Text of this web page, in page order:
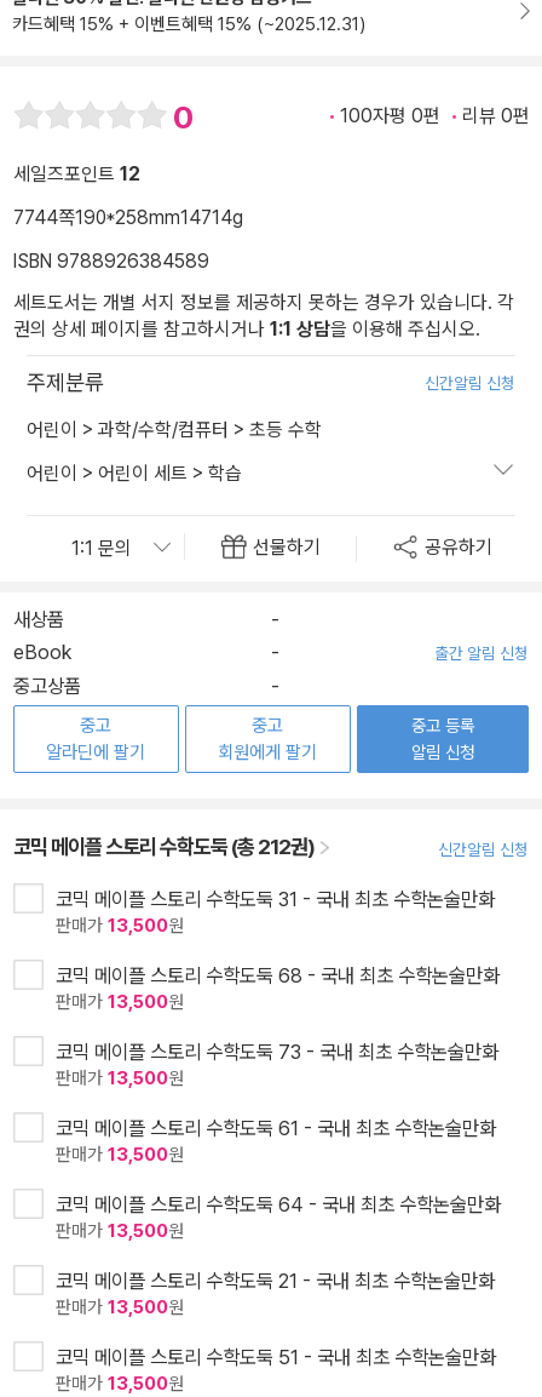
카드혜택 15% + 이벤트혜택 15% (~2025.12.31)
0 100자평 0편 리뷰 0편
세일즈포인트 12
7744쪽190*258mm14714g
ISBN 9788926384589
세트도서는 개별 서지 정보를 제공하지 못하는 경우가 있습니다. 각
권의 상세 페이지를 참고하시거나 1:1 상담을 이용해 주십시오.
주제분류 신간알림 신청
어린이 > 과학/수학/컴퓨터 > 초등 수학
어린이 > 어린이 세트 > 학습
선물하기 공유하기
새상품
-
eBook
- 출간 알림 신청
중고상품 -
중고
알라딘에 팔기
중고
회원에게 팔기
중고 등록
알림 신청
코믹 메이플 스토리 수학도둑 (총 212권) 신간알림 신청
코믹 메이플 스토리 수학도둑 31 - 국내 최초 수학논술만화
판매가 13,500원
코믹 메이플 스토리 수학도둑 68 - 국내 최초 수학논술만화
판매가 13,500원
코믹 메이플 스토리 수학도둑 73 - 국내 최초 수학논술만화
판매가 13,500원
코믹 메이플 스토리 수학도둑 61 - 국내 최초 수학논술만화
판매가 13,500원
코믹 메이플 스토리 수학도둑 64 - 국내 최초 수학논술만화
판매가 13,500원
코믹 메이플 스토리 수학도둑 21 - 국내 최초 수학논술만화
판매가 13,500원
코믹 메이플 스토리 수학도둑 51 - 국내 최초 수학논술만화
판매가 13,500원